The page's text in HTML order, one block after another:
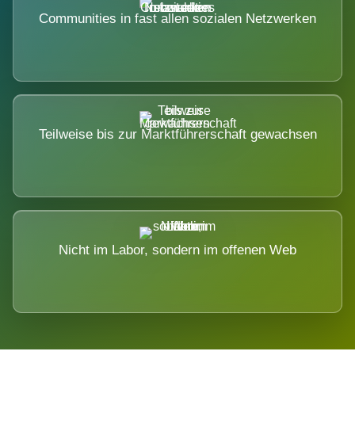
Communities in fast allen sozialen Netzwerken
Teilweise bis zur Marktführerschaft gewachsen
Nicht im Labor, sondern im offenen Web